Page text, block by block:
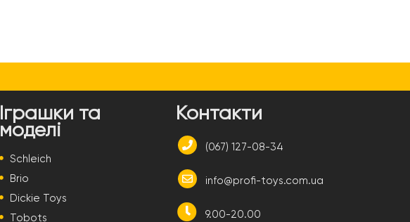
Іграшки та
моделі
Schleich
Brio
Dickie Toys
Tobots
Контакти
(067) 127-08-34
info@profi-toys.com.ua
9.00-20.00